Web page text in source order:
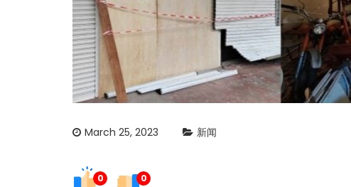
March 25, 2023 新闻
0 0